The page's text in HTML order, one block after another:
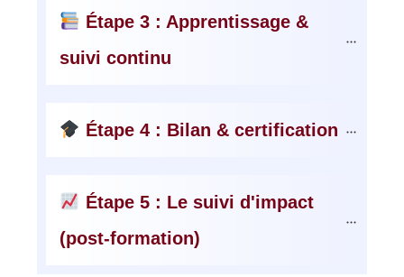
Étape 3 : Apprentissage &
suivi continu
Étape 4 : Bilan & certification
Étape 5 : Le suivi d'impact
(post-formation)